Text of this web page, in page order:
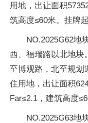
用地，出让面积
筑高度≤60米。挂牌
NO.2025G62地
西、福瑞路以北地块
至博观路，北至规划
住用地，出让面积
Far≤2.1，建筑高度
NO.2025G63地